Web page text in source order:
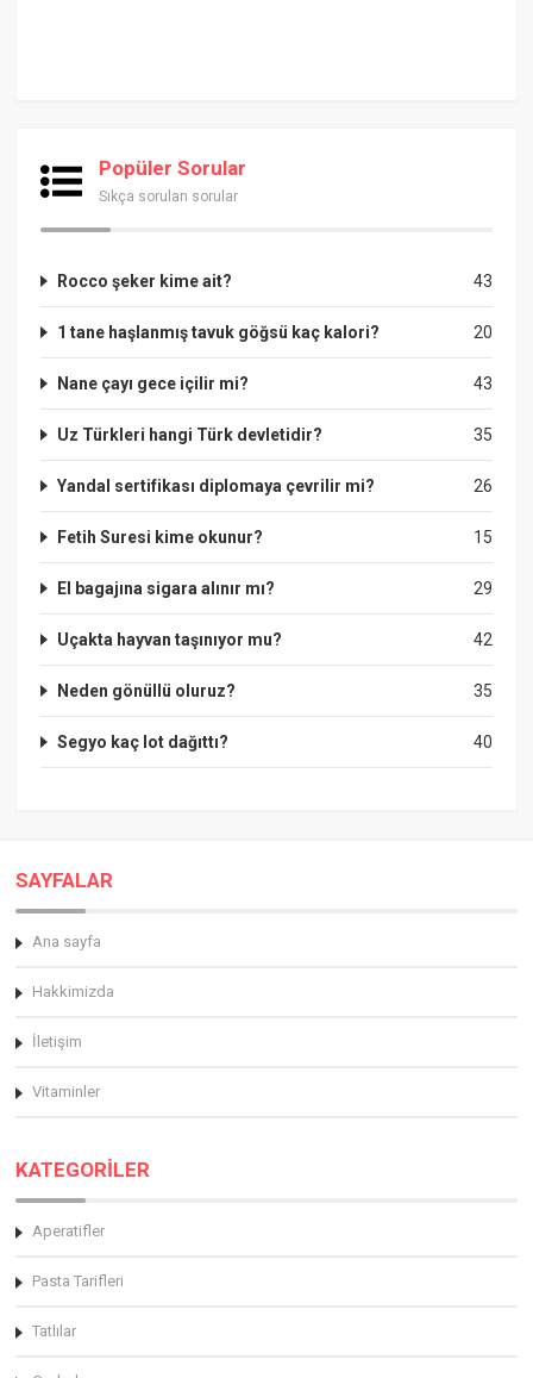
Popüler Sorular
Sıkça sorulan sorular
43
Rocco şeker kime ait?
20
1 tane haşlanmış tavuk göğsü kaç kalori?
43
Nane çayı gece içilir mi?
35
Uz Türkleri hangi Türk devletidir?
26
Yandal sertifikası diplomaya çevrilir mi?
15
Fetih Suresi kime okunur?
29
El bagajına sigara alınır mı?
42
Uçakta hayvan taşınıyor mu?
35
Neden gönüllü oluruz?
40
Segyo kaç lot dağıttı?
SAYFALAR
Ana sayfa
Hakkimizda
İletişim
Vitaminler
KATEGORİLER
Aperatifler
Pasta Tarifleri
Tatlılar